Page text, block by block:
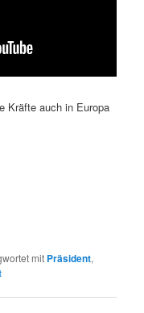
Kräfte auch in Europa
mit Präsident,